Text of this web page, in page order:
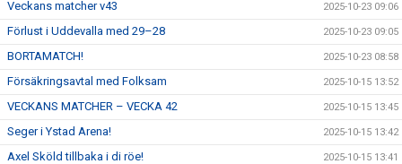
Veckans matcher v43 2025-10-23 09:06
Förlust i Uddevalla med 29–28 2025-10-23 09:05
BORTAMATCH! 2025-10-23 08:58
Försäkringsavtal med Folksam 2025-10-15 13:52
VECKANS MATCHER – VECKA 42 2025-10-15 13:45
Seger i Ystad Arena! 2025-10-15 13:42
Axel Sköld tillbaka i di röe! 2025-10-15 13:41